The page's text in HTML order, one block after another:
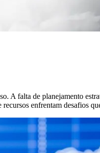
A falta de planejamento
recursos enfrentam desafios